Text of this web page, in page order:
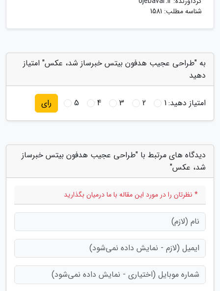
شناسه مطلب: 1581
به "طراحی عجیب هدفون بیتس خبرساز شد، عکس" امتیاز
دهید
امتیاز دهید:1
2
3
4
5 رای
دیدگاه های مرتبط با "طراحی عجیب هدفون بیتس خبرساز
شد، عکس"
* نظرتان را در مورد این مقاله با ما درمیان بگذارید